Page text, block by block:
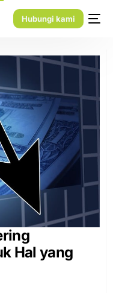
Hubungi kami
Hal yang